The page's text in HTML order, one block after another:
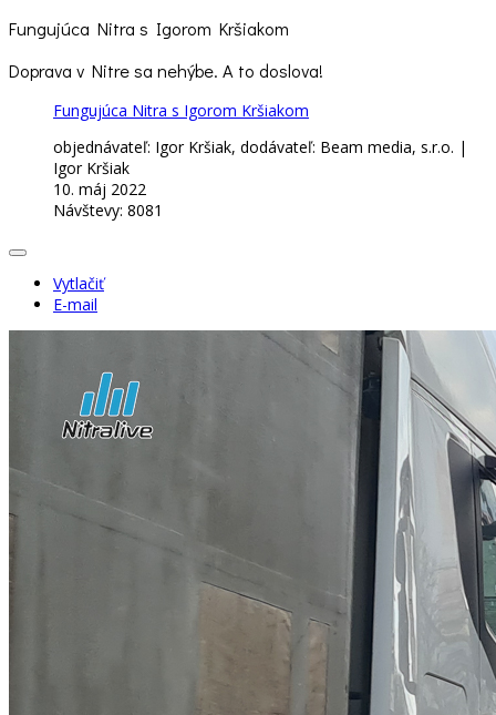
Fungujúca Nitra s Igorom Kršiakom
Doprava v Nitre sa nehýbe. A to doslova!
Fungujúca Nitra s Igorom Kršiakom
objednávateľ: Igor Kršiak, dodávateľ: Beam media, s.r.o. |
Igor Kršiak
10. máj 2022
Návštevy: 8081
Vytlačiť
E-mail